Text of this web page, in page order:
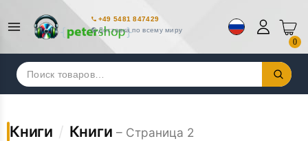
+49 5481 847429
Доставка по всему миру
0
Искать:
Книги / Книги – Страница 2